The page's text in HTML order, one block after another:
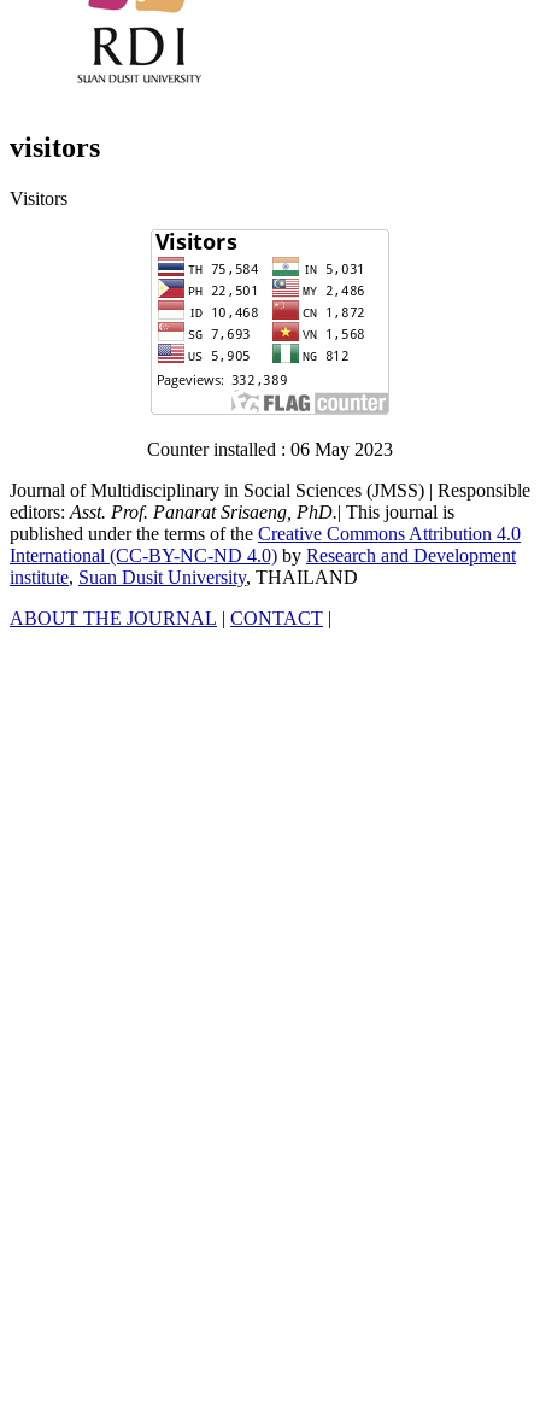
visitors
Visitors
Counter installed : 06 May 2023
Journal of Multidisciplinary in Social Sciences (JMSS) | Responsible
editors: Asst. Prof. Panarat Srisaeng, PhD.| This journal is
published under the terms of the Creative Commons Attribution 4.0
International (CC-BY-NC-ND 4.0) by Research and Development
institute, Suan Dusit University, THAILAND
ABOUT THE JOURNAL | CONTACT |